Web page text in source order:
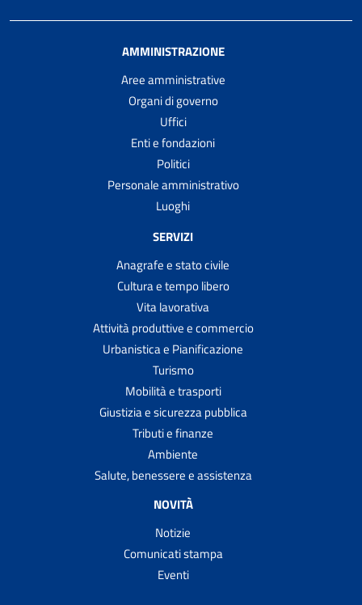
AMMINISTRAZIONE
Aree amministrative
Organi di governo
Uffici
Enti e fondazioni
Politici
Personale amministrativo
Luoghi
SERVIZI
Anagrafe e stato civile
Cultura e tempo libero
Vita lavorativa
Attività produttive e commercio
Urbanistica e Pianificazione
Turismo
Mobilità e trasporti
Giustizia e sicurezza pubblica
Tributi e finanze
Ambiente
Salute, benessere e assistenza
NOVITÀ
Notizie
Comunicati stampa
Eventi